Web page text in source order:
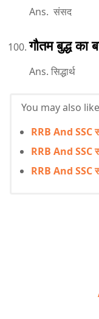
Ans. संसद
गौतम बुद्ध का
Ans. सिद्धार्थ
You may also
RRB And SSC
RRB And SSC
RRB And SSC